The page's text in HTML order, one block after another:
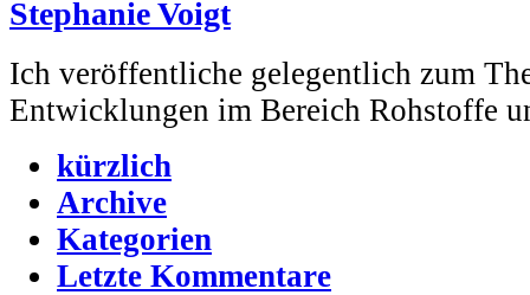
Stephanie Voigt
Ich veröffentliche gelegentlich zum
Entwicklungen im Bereich Rohstoffe
kürzlich
Archive
Kategorien
Letzte Kommentare